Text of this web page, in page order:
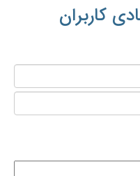
کاربران